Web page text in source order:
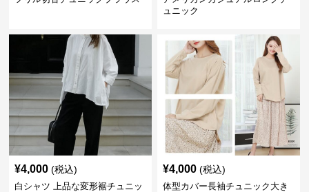
ュニック
¥4,000 (税込)
白シャツ 上品な変形裾チュニッ
¥4,000 (税込)
体型カバー長袖チュニック大き